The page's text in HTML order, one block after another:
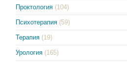
Проктология (104)
Психотерапия (59)
Терапия (19)
Урология (165)